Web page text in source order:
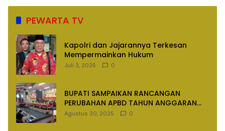
PEWARTA TV
Kapolri dan Jajarannya Terkesan
Mempermainkan Hukum
Juli 3, 2025 0
BUPATI SAMPAIKAN RANCANGAN
PERUBAHAN APBD TAHUN ANGGARAN
2025
Agustus 30, 2025 0